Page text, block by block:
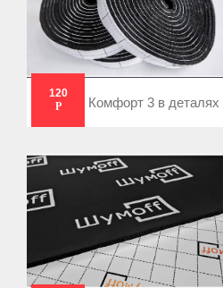
120
Р
Комфорт 3 в деталях